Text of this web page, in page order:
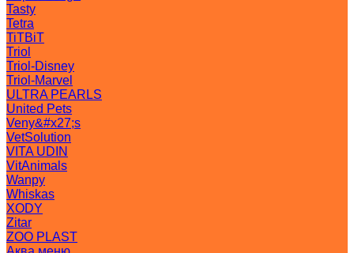
Tasty
Tetra
TiTBiT
Triol
Triol-Disney
Triol-Marvel
ULTRA PEARLS
United Pets
Veny&#x27;s
VetSolution
VITA UDIN
VitAnimals
Wanpy
Whiskas
XODY
Zitar
ZOO PLAST